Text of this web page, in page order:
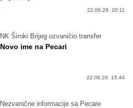
22.06.26. 20:11
NK Široki Brijeg ozvaničio transfer
Novo ime na Pecari
22.06.26. 15:44
Nezvanične informacije sa Pecare